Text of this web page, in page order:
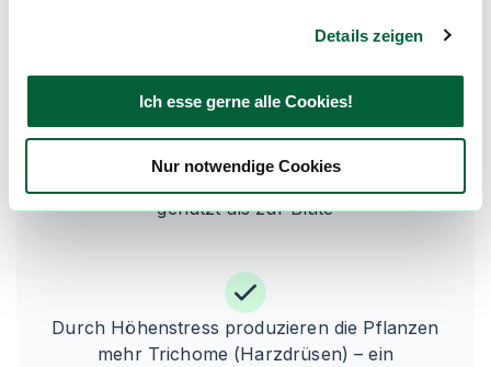
Details zeigen
Ich esse gerne alle Cookies!
Nur notwendige Cookies
dem Hindu Kush abgeleitet
Die ursprünglichen Landrassen wurden
traditionell eher zur Haschischproduktion
genutzt als zur Blüte
Durch Höhenstress produzieren die Pflanzen
mehr Trichome (Harzdrüsen) – ein